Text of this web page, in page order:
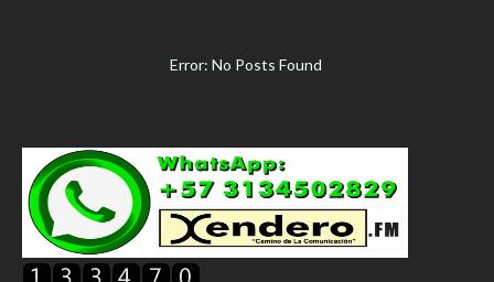
Error: No Posts Found